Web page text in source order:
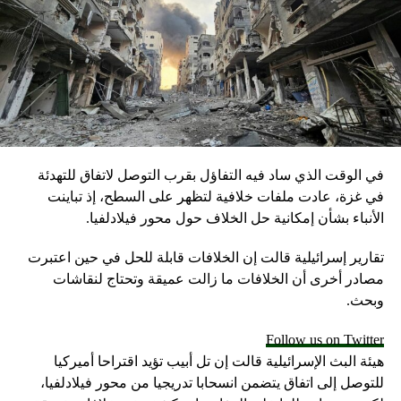
الإيراني
DON'T MISS
عملت بالسعودية لعام ونصف.. ماذا قالت المتحدثة باسم
خارجية أمريكا عن القمم والأزمة الخليجية؟
في الوقت الذي ساد فيه التفاؤل بقرب التوصل لاتفاق للتهدئة
في غزة، عادت ملفات خلافية لتظهر على السطح، إذ تباينت
الأنباء بشأن إمكانية حل الخلاف حول محور فيلادلفيا.
تقارير إسرائيلية قالت إن الخلافات قابلة للحل في حين اعتبرت
مصادر أخرى أن الخلافات ما زالت عميقة وتحتاج لنقاشات
وبحث.
Follow us on Twitter
هيئة البث الإسرائيلية قالت إن تل أبيب تؤيد اقتراحا أميركيا
للتوصل إلى اتفاق يتضمن انسحابا تدريجيا من محور فيلادلفيا،